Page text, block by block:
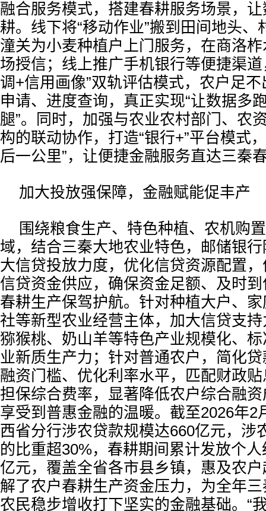
融合服务模式，搭建春耕服务场景，
耕。线下将“移动作业”搬到田间地头、
潼关为小麦种植户上门服务，在商洛
场授信；线上推广手机银行等便捷渠道
调+信用画像”双轨评估模式，农户足
申请、进度查询，真正实现“让数据多
腿”。同时，加强与农业农村部门、农
构的联动协作，打造“银行+”平台模式
后一公里”，让便捷金融服务直达三秦
加大投放强保障，金融赋能促丰产
围绕粮食生产、特色种植、农机购
域，结合三秦大地农业特色，邮储银
大信贷投放力度，优化信贷资源配置
信贷资金供应，确保资金足额、及时
春耕生产保驾护航。针对种植大户、
社等新型农业经营主体，加大信贷支
猕猴桃、奶山羊等特色产业规模化、
业新质生产力；针对普通农户，简化
融资门槛、优化利率水平，匹配财政
担保综合费率，显著降低农户综合融
享受到普惠金融的温暖。截至2026年2
西省分行涉农贷款规模达660亿元，涉
的比重超30%，春耕期间累计发放个
亿元，覆盖全省各市县乡镇，惠及农
解了农户春耕生产资金压力，为全年
农民稳步增收打下坚实的金融基础。“